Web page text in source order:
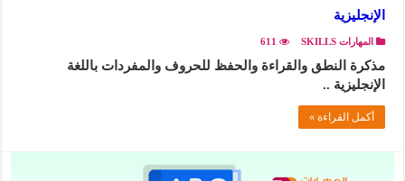
الإنجليزية
المهارات SKILLS 611
مذكرة النطق والقراءة والحفظ للحروف والمفردات باللغة
الإنجليزية ..
أكمل القراءة »